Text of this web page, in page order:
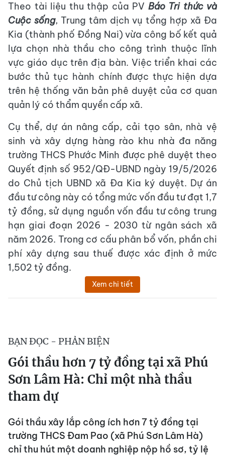
Theo tài liệu thu thập của PV Báo Tri thức và
Cuộc sống, Trung tâm dịch vụ tổng hợp xã Đa
Kia (thành phố Đồng Nai) vừa công bố kết quả
lựa chọn nhà thầu cho công trình thuộc lĩnh
vực giáo dục trên địa bàn. Việc triển khai các
bước thủ tục hành chính được thực hiện dựa
trên hệ thống văn bản phê duyệt của cơ quan
quản lý có thẩm quyền cấp xã.
Cụ thể, dự án nâng cấp, cải tạo sân, nhà vệ
sinh và xây dựng hàng rào khu nhà đa năng
trường THCS Phước Minh được phê duyệt theo
Quyết định số 952/QĐ-UBND ngày 19/5/2026
do Chủ tịch UBND xã Đa Kia ký duyệt. Dự án
đầu tư công này có tổng mức vốn đầu tư đạt 1,7
tỷ đồng, sử dụng nguồn vốn đầu tư công trung
hạn giai đoạn 2026 - 2030 từ ngân sách xã
năm 2026. Trong cơ cấu phân bổ vốn, phần chi
phí xây dựng sau thuế được xác định ở mức
1,502 tỷ đồng.
Xem chi tiết
BẠN ĐỌC - PHẢN BIỆN
Gói thầu hơn 7 tỷ đồng tại xã Phú
Sơn Lâm Hà: Chỉ một nhà thầu
tham dự
Gói thầu xây lắp công ích hơn 7 tỷ đồng tại
trường THCS Đam Pao (xã Phú Sơn Lâm Hà)
chỉ thu hút một doanh nghiệp nộp hồ sơ, tỷ lệ